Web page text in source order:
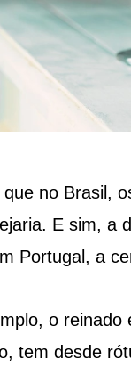
no Brasil,
E sim, a
Portugal, a
o
tem desde